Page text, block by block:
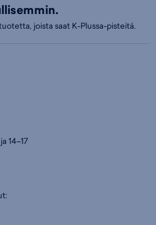
joista saat K-Plussa-pisteitä.
14–17